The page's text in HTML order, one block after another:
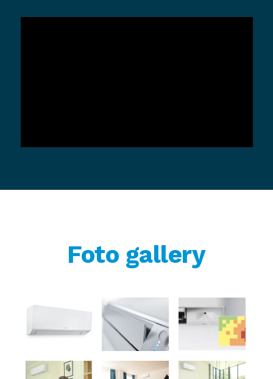
Foto gallery